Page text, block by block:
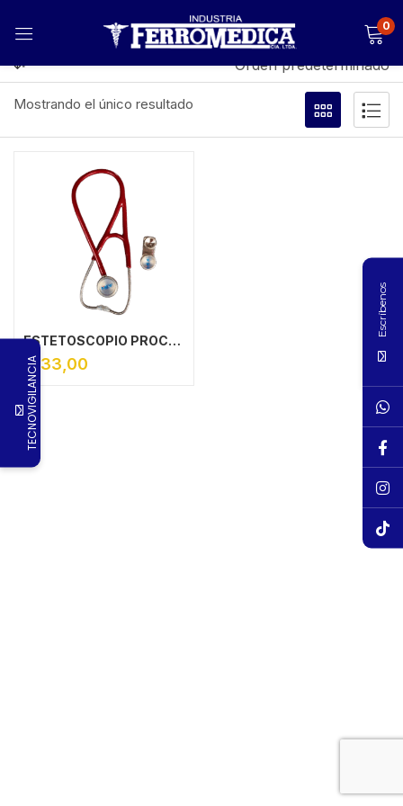
0
Mostrando el único resultado
Orden predeterminado
ESTETOSCOPIO PROCARDIAL – ACERO INOXIDABLE – DOS CAMPANAS
$133,00
Escríbenos
TECNOVIGILANCIA